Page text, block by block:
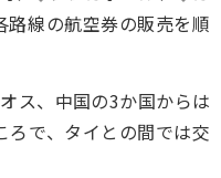
線の航空券の販売を順
ス、中国の3か国からは
ろで、タイとの間では交